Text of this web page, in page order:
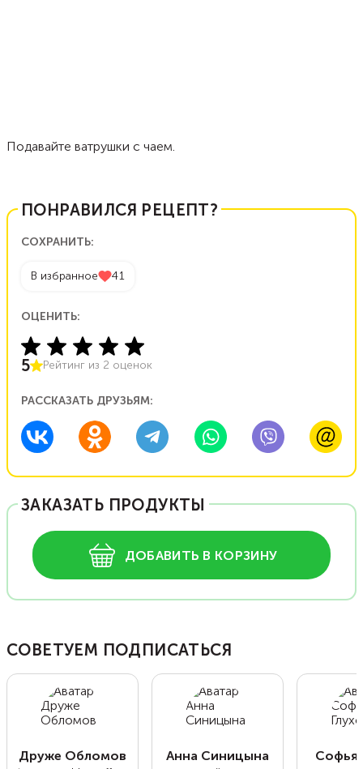
Подавайте ватрушки с чаем.
ПОНРАВИЛСЯ РЕЦЕПТ?
СОХРАНИТЬ:
В избранное 41
ОЦЕНИТЬ:
5 Рейтинг из 2 оценок
РАССКАЗАТЬ ДРУЗЬЯМ:
ЗАКАЗАТЬ ПРОДУКТЫ
ДОБАВИТЬ В КОРЗИНУ
СОВЕТУЕМ ПОДПИСАТЬСЯ
Друже Обломов Анна Синицына Софья